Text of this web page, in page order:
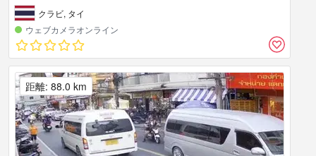
クラビ, タイ
ウェブカメラオンライン
距離: 88.0 km